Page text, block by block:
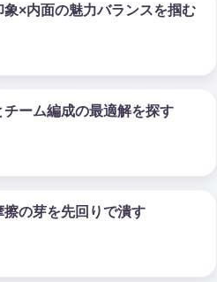
象×内面の魅力バランスを掴む
チーム編成の最適解を探す
擦の芽を先回りで潰す